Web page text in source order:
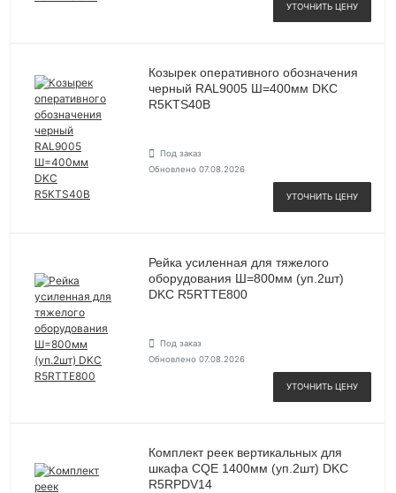
УТОЧНИТЬ ЦЕНУ
Козырек оперативного обозначения
черный RAL9005 Ш=400мм DKC
R5KTS40B
Под заказ
Обновлено 07.08.2026
УТОЧНИТЬ ЦЕНУ
Рейка усиленная для тяжелого
оборудования Ш=800мм (уп.2шт)
DKC R5RTTE800
Под заказ
Обновлено 07.08.2026
УТОЧНИТЬ ЦЕНУ
Комплект реек вертикальных для
шкафа CQE 1400мм (уп.2шт) DKC
R5RPDV14